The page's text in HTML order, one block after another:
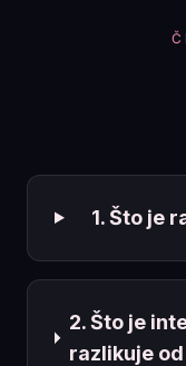
1. Što je
2. Što je
razlikuje